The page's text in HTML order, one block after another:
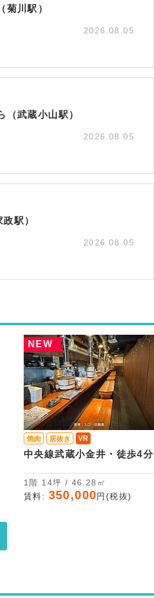
川駅）
2026.08.05
武蔵小山駅）
2026.08.05
駅）
2026.08.05
NEW
焼肉 居抜き VR
中央線武蔵小金井・徒歩4分
1階 14坪 / 46.28㎡
賃料: 350,000円(税抜)